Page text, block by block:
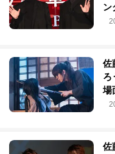
ン
佐
ろ
場
佐